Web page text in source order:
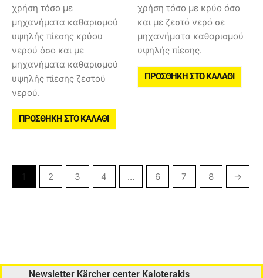
χρήση τόσο με
μηχανήματα καθαρισμού
υψηλής πίεσης κρύου
νερού όσο και με
μηχανήματα καθαρισμού
υψηλής πίεσης ζεστού
νερού.
ΠΡΟΣΘΉΚΗ ΣΤΟ ΚΑΛΆΘΙ
χρήση τόσο με κρύο όσο
και με ζεστό νερό σε
μηχανήματα καθαρισμού
υψηλής πίεσης.
ΠΡΟΣΘΉΚΗ ΣΤΟ ΚΑΛΆΘΙ
2 3 4 … 6 7 8 →
Newsletter Kärcher center Kaloterakis